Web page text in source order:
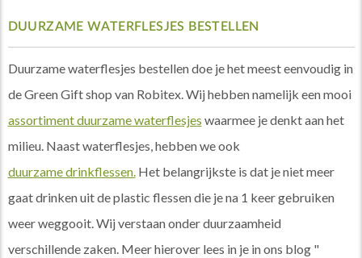
DUURZAME WATERFLESJES BESTELLEN
Duurzame waterflesjes bestellen doe je het meest eenvoudig in
de Green Gift shop van Robitex. Wij hebben namelijk een mooi
assortiment duurzame waterflesjes waarmee je denkt aan het
milieu. Naast waterflesjes, hebben we ook
duurzame drinkflessen.Het belangrijkste is dat je niet meer
gaat drinken uit de plastic flessen die je na 1 keer gebruiken
weer weggooit. Wij verstaan onder duurzaamheid
verschillende zaken. Meer hierover lees in je in ons blog "